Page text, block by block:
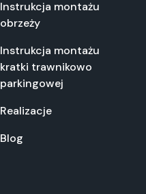
Instrukcja montażu
obrzeży
Instrukcja montażu
kratki trawnikowo
parkingowej
Realizacje
Blog